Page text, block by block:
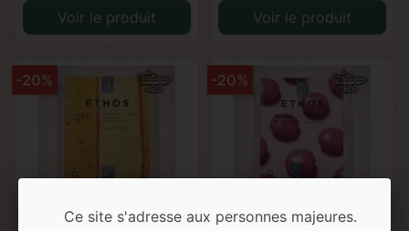
Voir le produit Voir le produit
-20% -20%
Ce site s'adresse aux personnes majeures.